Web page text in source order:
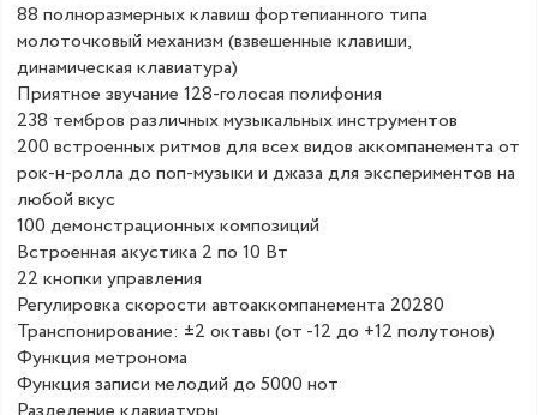
88 полноразмерных клавиш фортепианного типа
молоточковый механизм (взвешенные клавиши,
динамическая клавиатура)
Приятное звучание 128-голосая полифония
238 тембров различных музыкальных инструментов
200 встроенных ритмов для всех видов аккомпанемента от
рок-н-ролла до поп-музыки и джаза для экспериментов на
любой вкус
100 демонстрационных композиций
Встроенная акустика 2 по 10 Вт
22 кнопки управления
Регулировка скорости автоаккомпанемента 20280
Транспонирование: ±2 октавы (от -12 до +12 полутонов)
Функция метронома
Функция записи мелодий до 5000 нот